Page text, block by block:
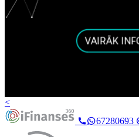
<
67280693